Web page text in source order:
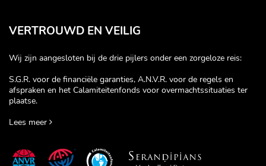
VERTROUWD EN VEILIG
Wij zijn aangesloten bij de drie pijlers onder een zorgeloze reis:
S.G.R. voor de financiële garanties, A.N.V.R. voor de regels en
afspraken en het Calamiteitenfonds voor overmachtssituaties ter
plaatse.
Lees meer